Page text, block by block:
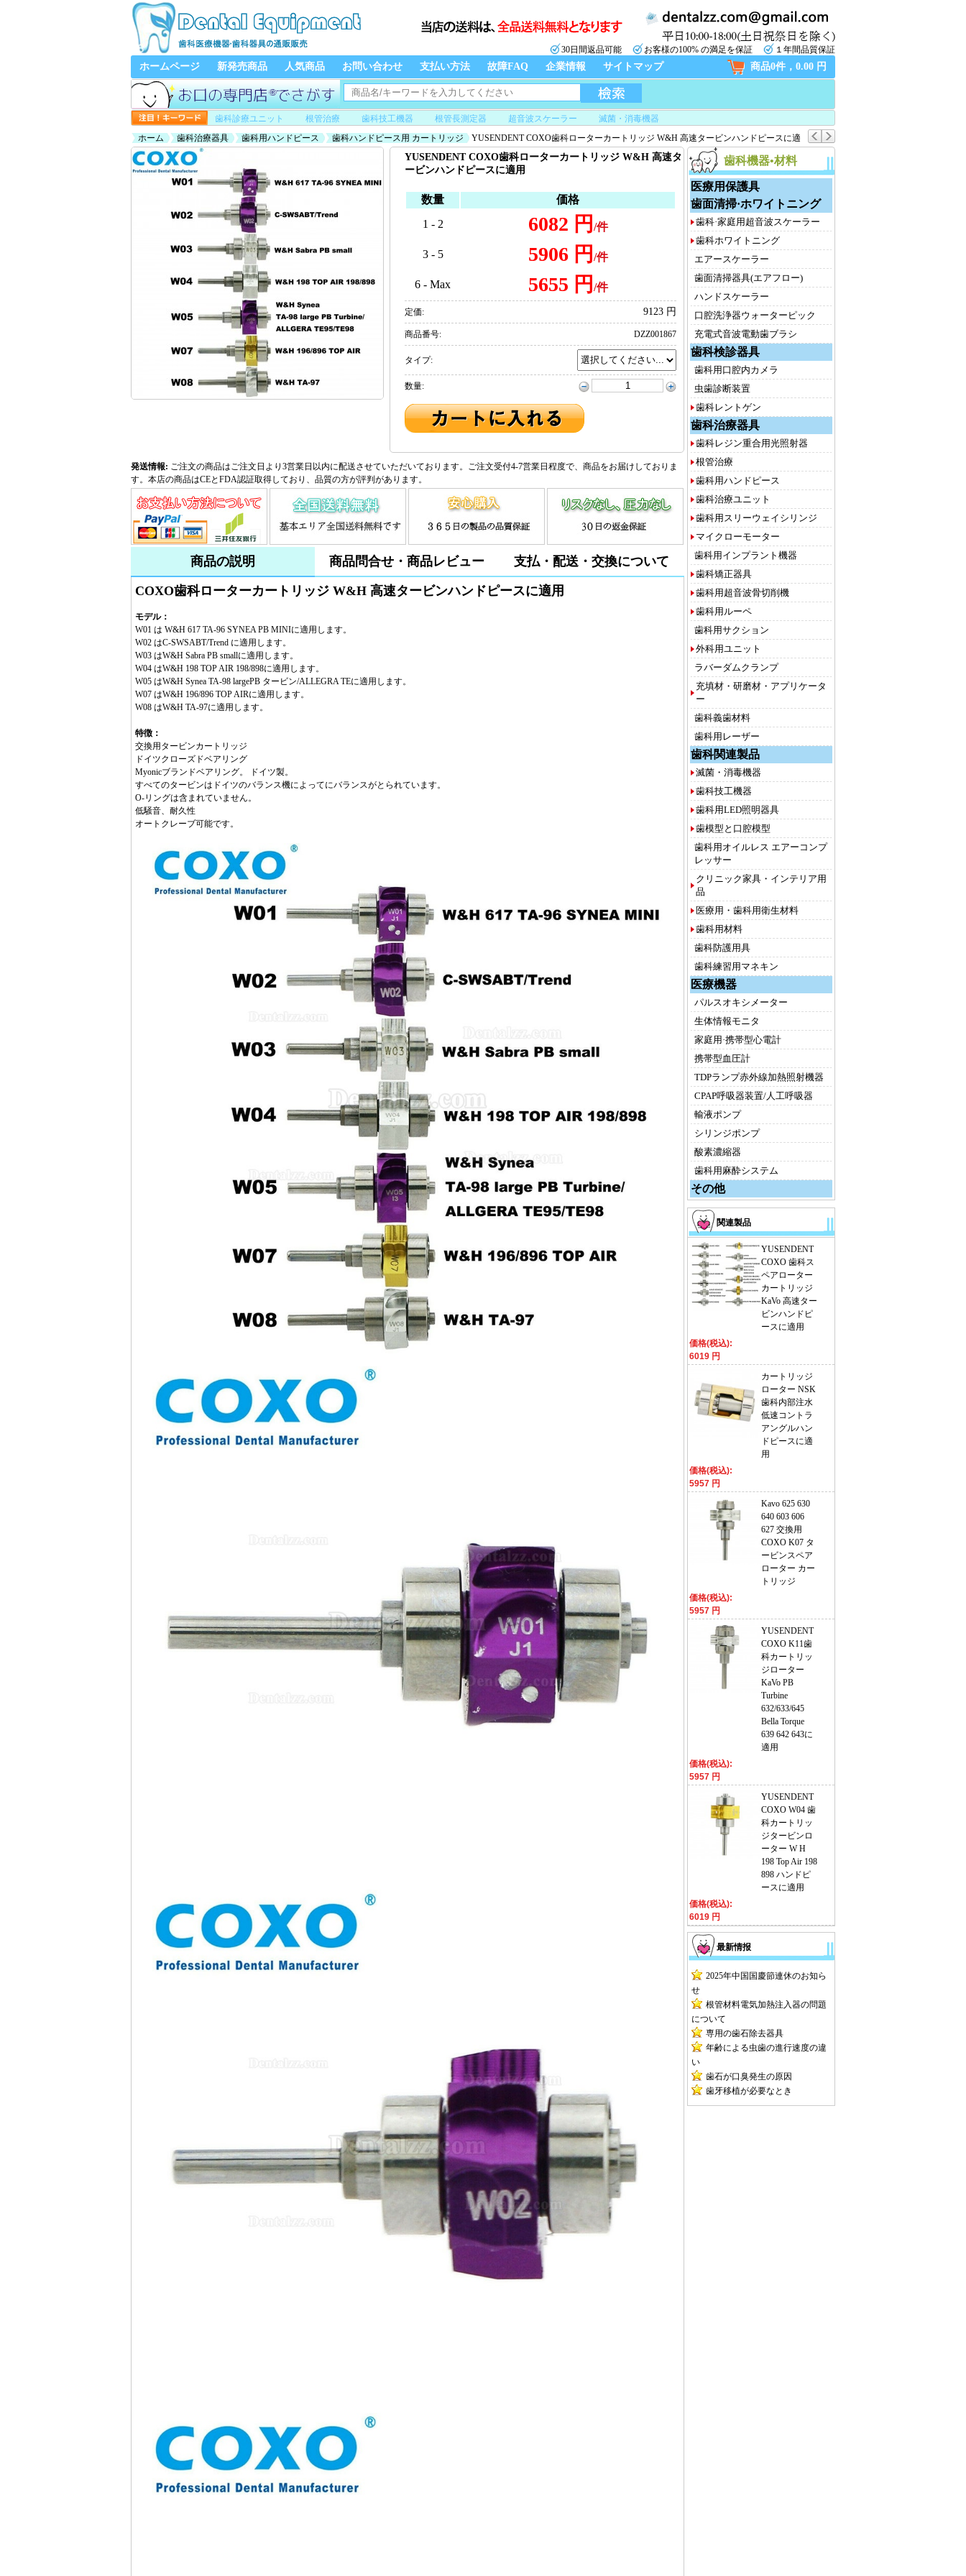
30日間返品可能 お客様の100% の満足を保証 １年間品質保証
ホームページ 新発売商品 人気商品 お問い合わせ 支払い方法 故障FAQ 企業情報 サイトマップ 商品0件，0.00 円
歯科診療ユニット 根管治療 歯科技工機器 根管長測定器 超音波スケーラー
滅菌・消毒機器
ホーム
歯科治療器具 歯科用ハンドピース 歯科ハンドピース用 カートリッジ
YUSENDENT COXO歯科ローターカートリッジ W&H 高速タービンハンドピースに適
用
歯科機器•材料
医療用保護具
歯面清掃·ホワイトニング
歯科·家庭用超音波スケーラー
歯科ホワイトニング
エアースケーラー
歯面清掃器具(エアフロー)
ハンドスケーラー
口腔洗浄器ウォーターピック
充電式音波電動歯ブラシ
歯科検診器具
歯科用口腔内カメラ
虫歯診断装置
歯科レントゲン
歯科治療器具
歯科レジン重合用光照射器
根管治療
歯科用ハンドピース
歯科治療ユニット
歯科用スリーウェイシリンジ
マイクローモーター
歯科用インプラント機器
歯科矯正器具
歯科用超音波骨切削機
歯科用ルーペ
歯科用サクション
外科用ユニット
ラバーダムクランプ
充填材・研磨材・アプリケータ
ー
歯科義歯材料
歯科用レーザー
歯科関連製品
滅菌・消毒機器
歯科技工機器
歯科用LED照明器具
歯模型と口腔模型
歯科用オイルレス エアーコンプ
レッサー
クリニック家具・インテリア用
品
医療用・歯科用衛生材料
歯科用材料
歯科防護用具
歯科練習用マネキン
医療機器
パルスオキシメーター
生体情報モニタ
家庭用·携帯型心電計
携帯型血圧計
TDPランプ赤外線加熱照射機器
CPAP呼吸器装置/人工呼吸器
輸液ポンプ
シリンジポンプ
酸素濃縮器
歯科用麻酔システム
その他
関連製品
YUSENDENT
COXO 歯科ス
ペアローター
カートリッジ
KaVo 高速ター
ビンハンドピ
ースに適用
価格(税込):
6019 円
カートリッジ
ローター NSK
歯科内部注水
低速コントラ
アングルハン
ドピースに適
用
価格(税込):
5957 円
Kavo 625 630
640 603 606
627 交換用
COXO K07 タ
ービンスペア
ローター カー
トリッジ
価格(税込):
5957 円
YUSENDENT
COXO K11歯
科カートリッ
ジローター
KaVo PB
Turbine
632/633/645
Bella Torque
639 642 643に
適用
価格(税込):
5957 円
YUSENDENT
COXO W04 歯
科カートリッ
ジタービンロ
ーター W H
198 Top Air 198
898 ハンドピ
ースに適用
価格(税込):
6019 円
最新情报
2025年中国国慶節連休のお知ら
せ
根管材料電気加熱注入器の問題
について
専用の歯石除去器具
年齢による虫歯の進行速度の違
い
歯石が口臭発生の原因
歯牙移植が必要なとき
YUSENDENT COXO歯科ローターカートリッジ W&H 高速タ
ービンハンドピースに適用
数量
価格
1 - 2
6082 円 /件
3 - 5 5906 円 /件
6 - Max 5655 円 /件
定価: 9123 円
商品番号: DZZ001867
タイプ:
数量:
発送情報: ご注文の商品はご注文日より3営業日以内に配送させていただいております。ご注文受付4-7営業日程度で、商品をお届けしておりま
す。本店の商品はCEとFDA認証取得しており、品質の方が評判があります。
商品の説明 商品問合せ・商品レビュー 支払・配送・交換について
COXO歯科ローターカートリッジ W&H 高速タービンハンドピースに適用
モデル：
W01 は W&H 617 TA-96 SYNEA PB MINIに適用します。
W02 はC-SWSABT/Trend に適用します。
W03 はW&H Sabra PB smallに適用します。
W04 はW&H 198 TOP AIR 198/898に適用します。
W05 はW&H Synea TA-98 largePB タービン/ALLEGRA TEに適用します。
W07 はW&H 196/896 TOP AIRに適用します。
W08 はW&H TA-97に適用します。
特徴：
交換用タービンカートリッジ
ドイツクローズドベアリング
Myonicブランドベアリング。 ドイツ製。
すべてのタービンはドイツのバランス機によってにバランスがとられています。
O-リングは含まれていません。
低騒音、耐久性
オートクレーブ可能です。